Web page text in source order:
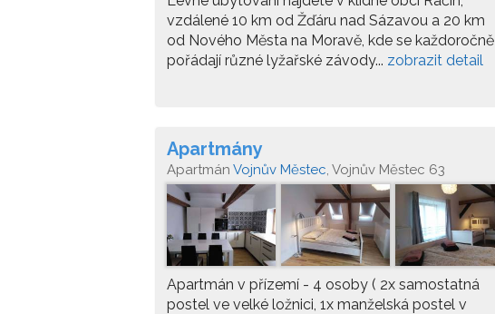
vzdálené 10 km od Žďáru nad Sázavou a 20 km
od Nového Města na Moravě, kde se každoročně
pořádají různé lyžařské závody... zobrazit detail
Apartmány
Apartmán Vojnův Městec, Vojnův Městec 63
Apartmán v přízemí - 4 osoby ( 2x samostatná
postel ve velké ložnici, 1x manželská postel v